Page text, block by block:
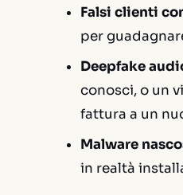
Falsi clienti
per
Deepfake
conosci, o un
fattura a un
Malware
in realtà